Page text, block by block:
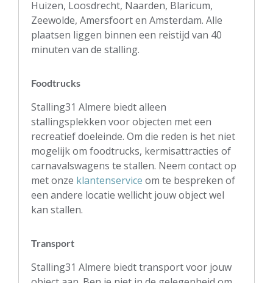
Huizen, Loosdrecht, Naarden, Blaricum,
Zeewolde, Amersfoort en Amsterdam. Alle
plaatsen liggen binnen een reistijd van 40
minuten van de stalling.
Foodtrucks
Stalling31 Almere biedt alleen
stallingsplekken voor objecten met een
recreatief doeleinde. Om die reden is het niet
mogelijk om foodtrucks, kermisattracties of
carnavalswagens te stallen. Neem contact op
met onze klantenservice om te bespreken of
een andere locatie wellicht jouw object wel
kan stallen.
Transport
Stalling31 Almere biedt transport voor jouw